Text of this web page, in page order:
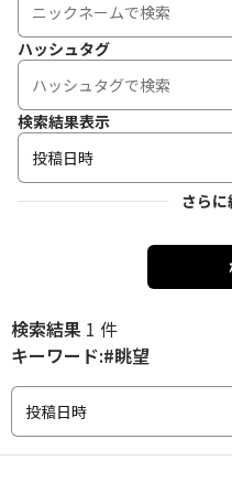
ハッシュタグ
検索結果表示
投稿日時
さら
検索結果 1 件
キーワード:#眺望
投稿日時